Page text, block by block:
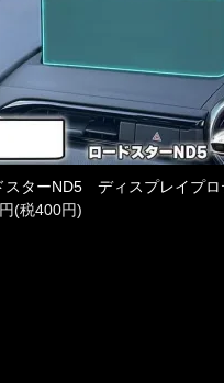
スターND5 ディスプレイプロ
(税400円)